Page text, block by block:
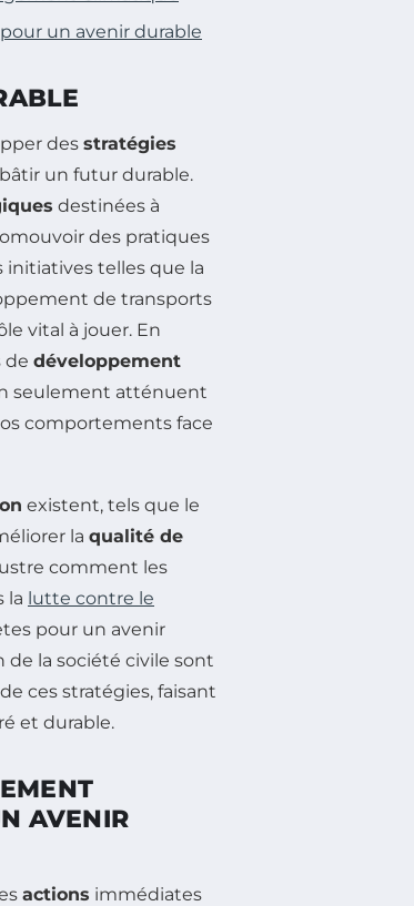
un avenir durable
des stratégies
un futur durable.
destinées à
des pratiques
initiatives telles que la
de transports
vital à jouer. En
de développement
seulement atténuent
comportements face
existent, tels que le
la qualité de
comment les
la lutte contre le
pour un avenir
la société civile sont
ces stratégies, faisant
et durable.
AVENIR
actions immédiates